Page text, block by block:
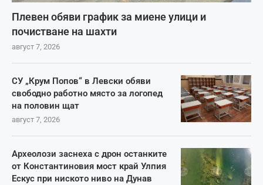
Плевен обяви график за миене улици и
почистване на шахти
август 7, 2026
СУ „Крум Попов“ в Левски обяви
свободно работно място за логопед
на половин щат
август 7, 2026
Археолози заснеха с дрон останките
от Константиновия мост край Улпия
Ескус при ниското ниво на Дунав